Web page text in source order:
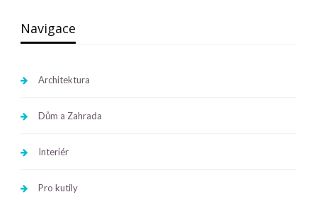
Navigace
Architektura
Dům a Zahrada
Interiér
Pro kutily